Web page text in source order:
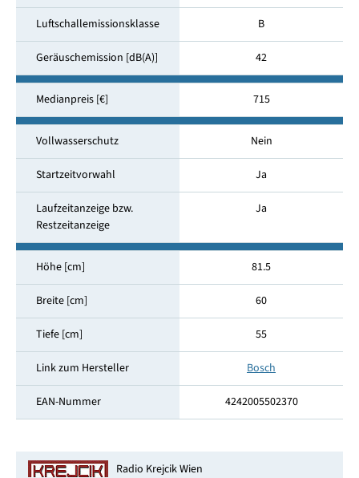
Luftschallemissionsklasse B
Geräuschemission [dB(A)] 42
Medianpreis [€] 715
Vollwasserschutz Nein
Startzeitvorwahl Ja
Laufzeitanzeige bzw.
Restzeitanzeige
Ja
Höhe [cm] 81.5
Breite [cm] 60
Tiefe [cm] 55
Link zum Hersteller Bosch
EAN-Nummer 4242005502370
Radio Krejcik Wien